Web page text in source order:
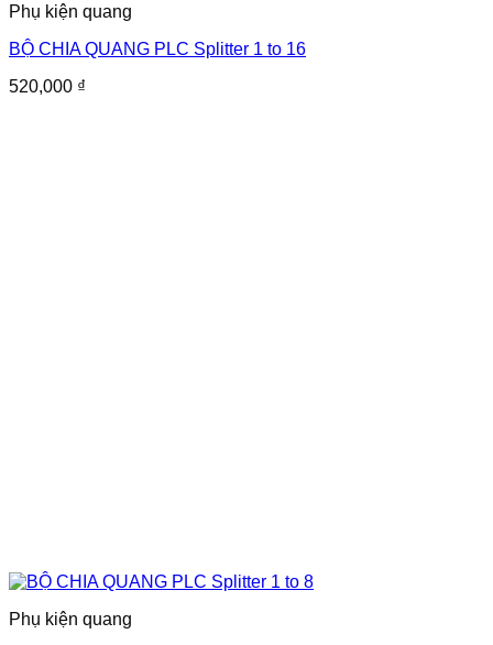
Phụ kiện quang
BỘ CHIA QUANG PLC Splitter 1 to 16
520,000 ₫
Phụ kiện quang